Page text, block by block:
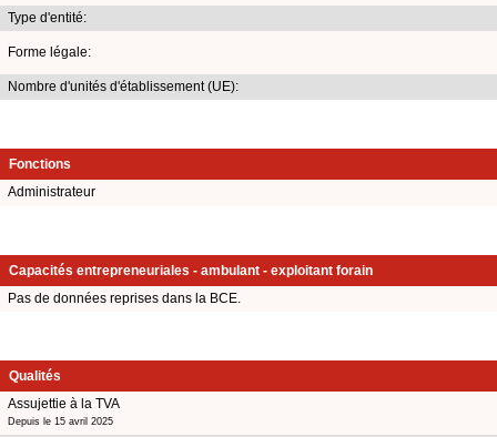
Type d'entité:
Forme légale:
Nombre d'unités d'établissement (UE):
Fonctions
Administrateur
Capacités entrepreneuriales - ambulant - exploitant forain
Pas de données reprises dans la BCE.
Qualités
Assujettie à la TVA
Depuis le 15 avril 2025